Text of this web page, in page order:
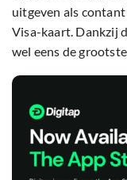
uitgeven als
Visa-kaart. Dankzij
wel eens de